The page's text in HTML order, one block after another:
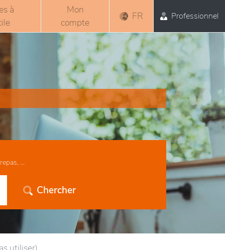
à
Mon
compte
FR Professionnel
...
Chercher